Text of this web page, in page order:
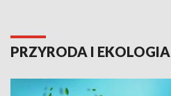
PRZYRODA I EKOLOGIA